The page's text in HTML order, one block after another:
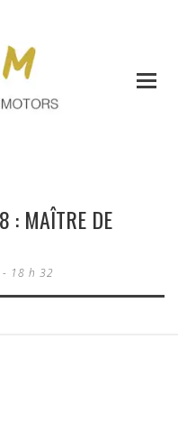
: MAÎTRE DE
18 h 32